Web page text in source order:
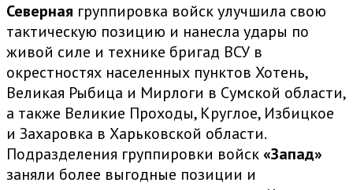
Северная группировка войск улучшила свою
тактическую позицию и нанесла удары по
живой силе и технике бригад ВСУ в
окрестностях населенных пунктов Хотень,
Великая Рыбица и Мирлоги в Сумской области,
а также Великие Проходы, Круглое, Избицкое
и Захаровка в Харьковской области.
Подразделения группировки войск«Запад»
заняли более выгодные позиции и